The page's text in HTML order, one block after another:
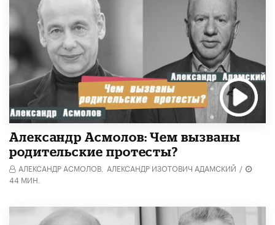
Александр Асмолов: Чем вызваны
родительские протесты?
АЛЕКСАНДР АСМОЛОВ, АЛЕКСАНДР ИЗОТОВИЧ АДАМСКИЙ /
44 МИН.